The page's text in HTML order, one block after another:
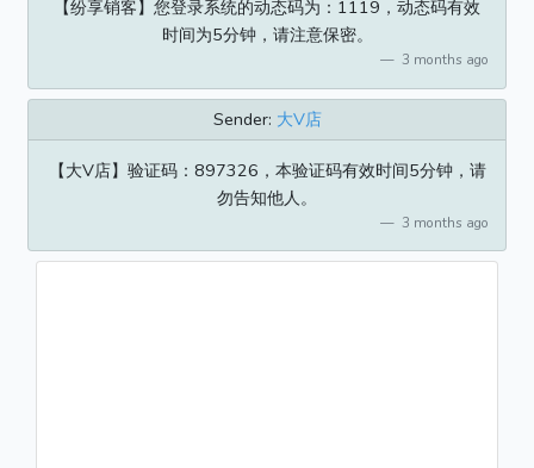
【纷享销客】您登录系统的动态码为：1119，动态码有效
时间为5分钟，请注意保密。
3 months ago
Sender: 大V店
【大V店】验证码：897326，本验证码有效时间5分钟，请
勿告知他人。
3 months ago